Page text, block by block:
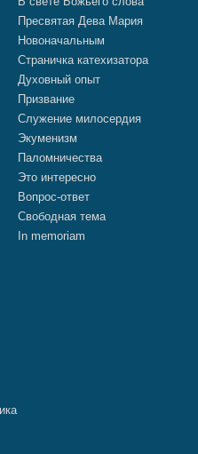
Пресвятая Дева Мария
Новоначальным
Страничка катехизатора
Духовный опыт
Призвание
Служение милосердия
Экуменизм
Паломничества
Это интересно
Вопрос-ответ
Свободная тема
In memoriam